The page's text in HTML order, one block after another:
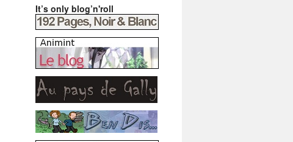
It’s only blog’n'roll